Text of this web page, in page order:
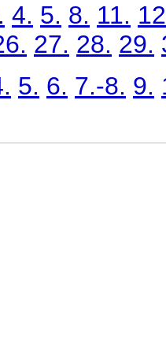
4. 5. 8. 11.
27. 28. 29.
5. 6. 7.-8. 9.